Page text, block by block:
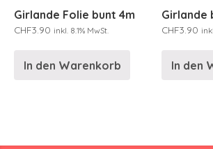
Girlande Folie bunt 4m
CHF3.90 inkl. 8.1% MwSt.
In den Warenkorb
Girlande
CHF3.90
In den